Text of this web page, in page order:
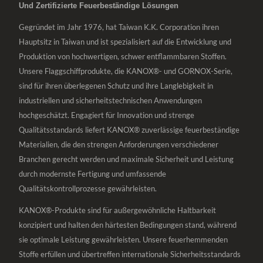
Und Zertifizierte Feuerbeständige Lösungen
Gegründet im Jahr 1976, hat Taiwan K.K. Corporation ihren
Hauptsitz in Taiwan und ist spezialisiert auf die Entwicklung und
Produktion von hochwertigen, schwer entflammbaren Stoffen.
Unsere Flaggschiffprodukte, die KANOX®- und GORNOX-Serie,
sind für ihren überlegenen Schutz und ihre Langlebigkeit in
industriellen und sicherheitstechnischen Anwendungen
hochgeschätzt. Engagiert für Innovation und strenge
Qualitätsstandards liefert KANOX® zuverlässige feuerbeständige
Materialien, die den strengen Anforderungen verschiedener
Branchen gerecht werden und maximale Sicherheit und Leistung
durch modernste Fertigung und umfassende
Qualitätskontrollprozesse gewährleisten.
KANOX®-Produkte sind für außergewöhnliche Haltbarkeit
konzipiert und halten den härtesten Bedingungen stand, während
sie optimale Leistung gewährleisten. Unsere feuerhemmenden
Stoffe erfüllen und übertreffen internationale Sicherheitsstandards